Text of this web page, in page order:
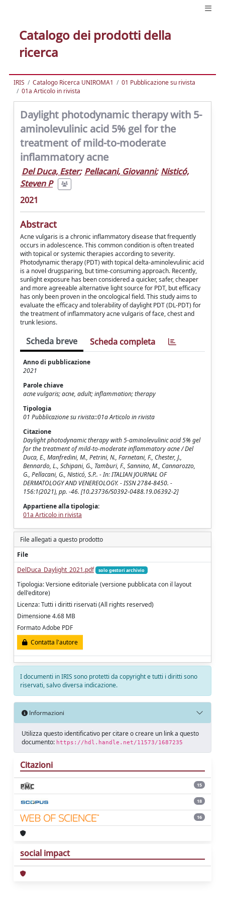
Catalogo dei prodotti della
ricerca
IRIS Catalogo Ricerca UNIROMA1
01 Pubblicazione su rivista
01a Articolo in rivista
Daylight photodynamic therapy with 5-
aminolevulinic acid 5% gel for the
treatment of mild-to-moderate
inflammatory acne
Del Duca, Ester; Pellacani, Giovanni; Nisticó,
Steven P
2021
Abstract
Acne vulgaris is a chronic inflammatory disease that frequently
occurs in adolescence. This common condition is often treated
with topical or systemic therapies according to severity.
Photodynamic therapy (PDT) with topical delta-aminolevulinic acid
is a novel drugsparing, but time-consuming approach. Recently,
sunlight exposure has been considered a quicker, safer, cheaper
and more agreeable alternative light source for PDT, but efficacy
has only been proven in the oncological field. This study aims to
evaluate the efficacy and tolerability of daylight PDT (DL-PDT) for
the treatment of inflammatory acne vulgaris of face, chest and
trunk lesions.
Scheda breve Scheda completa
Anno di pubblicazione
2021
Parole chiave
acne vulgaris; acne, adult; inflammation; therapy
Tipologia
01 Pubblicazione su rivista::01a Articolo in rivista
Citazione
Daylight photodynamic therapy with 5-aminolevulinic acid 5% gel
for the treatment of mild-to-moderate inflammatory acne / Del
Duca, E., Manfredini, M., Petrini, N., Farnetani, F., Chester, J.,
Bennardo, L., Schipani, G., Tamburi, F., Sannino, M., Cannarozzo,
G., Pellacani, G., Nisticó, S.P.. - In: ITALIAN JOURNAL OF
DERMATOLOGY AND VENEREOLOGY. - ISSN 2784-8450. -
156:1(2021), pp. -46. [10.23736/S0392-0488.19.06392-2]
Appartiene alla tipologia:
01a Articolo in rivista
File allegati a questo prodotto
File
DelDuca_Daylight_2021.pdf
solo gestori archivio
Tipologia: Versione editoriale (versione pubblicata con il layout
dell'editore)
Licenza: Tutti i diritti riservati (All rights reserved)
Dimensione 4.68 MB
Formato Adobe PDF
Contatta l'autore
I documenti in IRIS sono protetti da copyright e tutti i diritti sono
riservati, salvo diversa indicazione.
Informazioni
Utilizza questo identificativo per citare o creare un link a questo
documento: https://hdl.handle.net/11573/1687235
Citazioni
15
18
16
social impact